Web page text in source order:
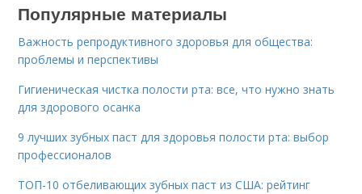
Популярные материалы
Важность репродуктивного здоровья для общества:
проблемы и перспективы
Гигиеническая чистка полости рта: все, что нужно знать
для здорового осанка
9 лучших зубных паст для здоровья полости рта: выбор
профессионалов
ТОП-10 отбеливающих зубных паст из США: рейтинг